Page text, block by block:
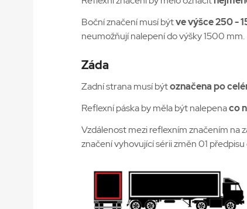
Boční značení musí býtve výšce 250 -
neumožňují nalepení do výšky 1500 mm.
Záda
Zadní strana musí býtoznačena po
Reflexní páska by měla být nalepenaco
Vzdálenost mezi reflexním značením na
značení vyhovující sérii změn 01